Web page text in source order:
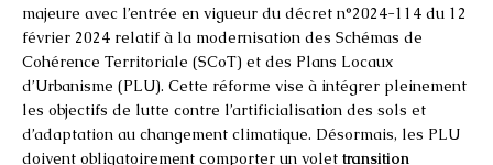
majeure avec l’entrée en vigueur du décret n°2024-114 du 12
février 2024 relatif à la modernisation des Schémas de
Cohérence Territoriale (SCoT) et des Plans Locaux
d’Urbanisme (PLU). Cette réforme vise à intégrer pleinement
les objectifs de lutte contre l’artificialisation des sols et
d’adaptation au changement climatique. Désormais, les PLU
doivent obligatoirement comporter un volet transition